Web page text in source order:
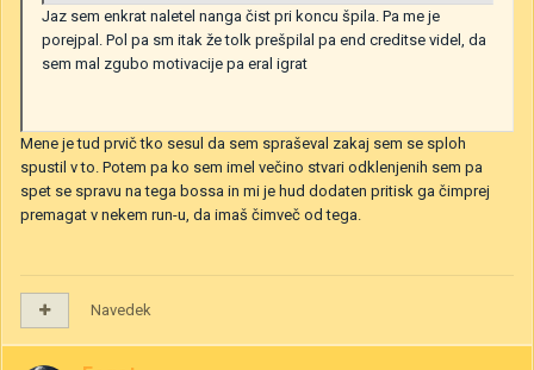
Jaz sem enkrat naletel nanga čist pri koncu špila. Pa me je
porejpal. Pol pa sm itak že tolk prešpilal pa end creditse videl, da
sem mal zgubo motivacije pa eral igrat
Mene je tud prvič tko sesul da sem spraševal zakaj sem se sploh
spustil v to. Potem pa ko sem imel večino stvari odklenjenih sem pa
spet se spravu na tega bossa in mi je hud dodaten pritisk ga čimprej
premagat v nekem run-u, da imaš čimveč od tega.
Navedek